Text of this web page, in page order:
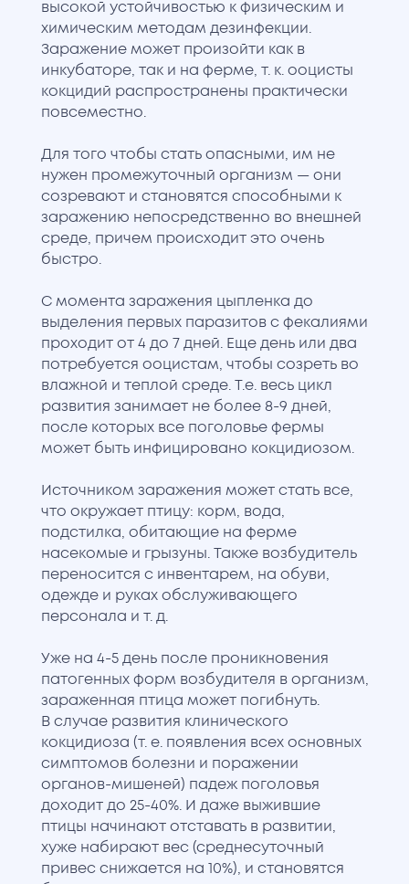
высокой устойчивостью к физическим и
химическим методам дезинфекции.
Заражение может произойти как в
инкубаторе, так и на ферме, т. к. ооцисты
кокцидий распространены практически
повсеместно.
Для того чтобы стать опасными, им не
нужен промежуточный организм — они
созревают и становятся способными к
заражению непосредственно во внешней
среде, причем происходит это очень
быстро.
С момента заражения цыпленка до
выделения первых паразитов с фекалиями
проходит от 4 до 7 дней. Еще день или два
потребуется ооцистам, чтобы созреть во
влажной и теплой среде. Т.е. весь цикл
развития занимает не более 8-9 дней,
после которых все поголовье фермы
может быть инфицировано кокцидиозом.
Источником заражения может стать все,
что окружает птицу: корм, вода,
подстилка, обитающие на ферме
насекомые и грызуны. Также возбудитель
переносится с инвентарем, на обуви,
одежде и руках обслуживающего
персонала и т. д.
Уже на 4-5 день после проникновения
патогенных форм возбудителя в организм,
зараженная птица может погибнуть.
В случае развития клинического
кокцидиоза (т. е. появления всех основных
симптомов болезни и поражении
органов-мишеней) падеж поголовья
доходит до 25-40%. И даже выжившие
птицы начинают отставать в развитии,
хуже набирают вес (среднесуточный
привес снижается на 10%), и становятся